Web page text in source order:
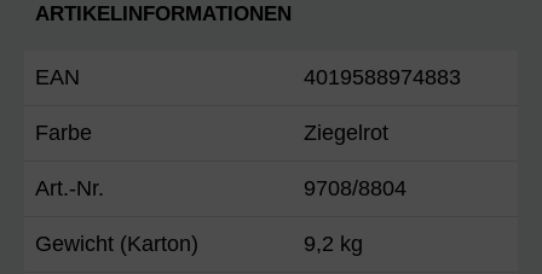
ARTIKELINFORMATIONEN
EAN 4019588974883
Farbe Ziegelrot
Art.-Nr. 9708/8804
Gewicht (Karton) 9,2 kg